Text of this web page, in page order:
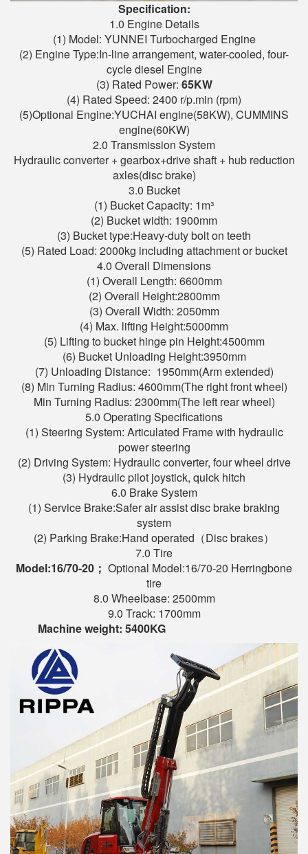
Specification:
1.0 Engine Details
(1) Model: YUNNEI Turbocharged Engine
(2) Engine Type:In-line arrangement, water-cooled, four-
cycle diesel Engine
(3) Rated Power: 65KW
(4) Rated Speed: 2400 r/p.min (rpm)
(5)Optional Engine:YUCHAI engine(58KW), CUMMINS
engine(60KW)
2.0 Transmission System
Hydraulic converter + gearbox+drive shaft + hub reduction
axles(disc brake)
3.0 Bucket
(1) Bucket Capacity: 1m³
(2) Bucket width: 1900mm
(3) Bucket type:Heavy-duty bolt on teeth
(5) Rated Load: 2000kg including attachment or bucket
4.0 Overall Dimensions
(1) Overall Length: 6600mm
(2) Overall Height:2800mm
(3) Overall Width: 2050mm
(4) Max. lifting Height:5000mm
(5) Lifting to bucket hinge pin Height:4500mm
(6) Bucket Unloading Height:3950mm
(7) Unloading Distance: 1950mm(Arm extended)
(8) Min Turning Radius: 4600mm(The right front wheel)
Min Turning Radius: 2300mm(The left rear wheel)
5.0 Operating Specifications
(1) Steering System: Articulated Frame with hydraulic
power steering
(2) Driving System: Hydraulic converter, four wheel drive
(3) Hydraulic pilot joystick, quick hitch
6.0 Brake System
(1) Service Brake:Safer air assist disc brake braking
system
(2) Parking Brake:Hand operated（Disc brakes）
7.0 Tire
Model:16/70-20 ； Optional Model:16/70-20 Herringbone
tire
8.0 Wheelbase: 2500mm
9.0 Track: 1700mm
Machine weight: 5400KG